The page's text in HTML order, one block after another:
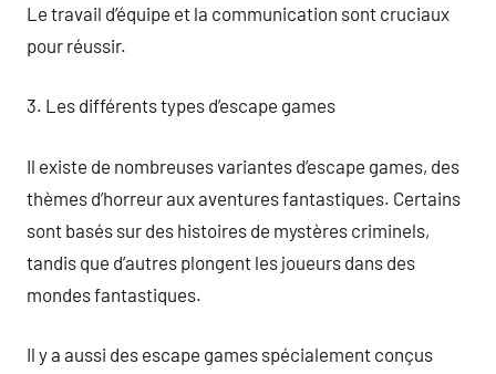
Le travail d’équipe et la communication sont cruciaux
pour réussir.
3. Les différents types d’escape games
Il existe de nombreuses variantes d’escape games, des
thèmes d’horreur aux aventures fantastiques. Certains
sont basés sur des histoires de mystères criminels,
tandis que d’autres plongent les joueurs dans des
mondes fantastiques.
Il y a aussi des escape games spécialement conçus